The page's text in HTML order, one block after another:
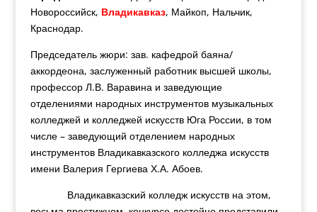
Новороссийск, Владикавказ, Майкоп, Нальчик,
Краснодар.
Председатель жюри: зав. кафедрой баяна/
аккордеона, заслуженный работник высшей школы,
профессор Л.В. Варавина и заведующие
отделениями народных инструментов музыкальных
колледжей и колледжей искусств Юга России, в том
числе – заведующий отделением народных
инструментов Владикавказского колледжа искусств
имени Валерия Гергиева Х.А. Абоев.
Владикавказский колледж искусств на этом,